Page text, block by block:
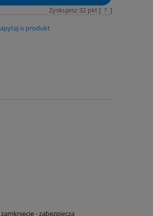
Zyskujesz 32pkt [ ? ]
o produkt
- zabezpiecza